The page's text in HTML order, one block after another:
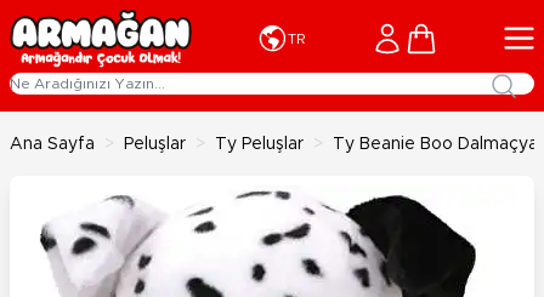
İçeriğe geç
TR Cart
Ana Sayfa > Peluşlar > Ty Peluşlar > Ty Beanie Boo